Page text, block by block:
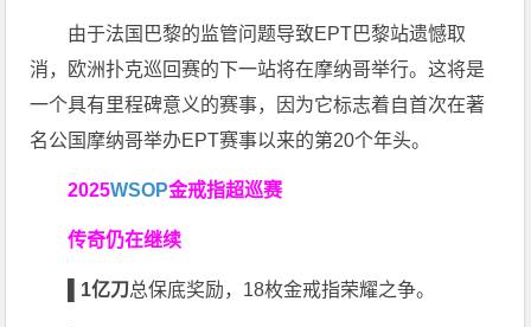
由于法国巴黎的监管问题导致EPT巴黎站遗憾取
消，欧洲扑克巡回赛的下一站将在摩纳哥举行。这将是
一个具有里程碑意义的赛事，因为它标志着自首次在著
名公国摩纳哥举办EPT赛事以来的第20个年头。
2025WSOP金戒指超巡赛
传奇仍在继续
1亿刀总保底奖励，18枚金戒指荣耀之争。